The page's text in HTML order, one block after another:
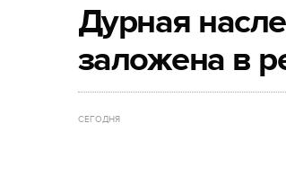
Дурная
заложена в
СЕГОДНЯ